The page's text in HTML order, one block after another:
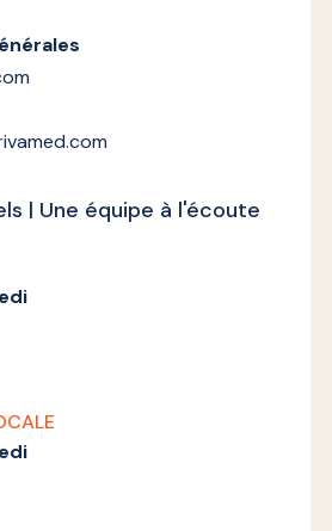
| Une équipe à l'écoute